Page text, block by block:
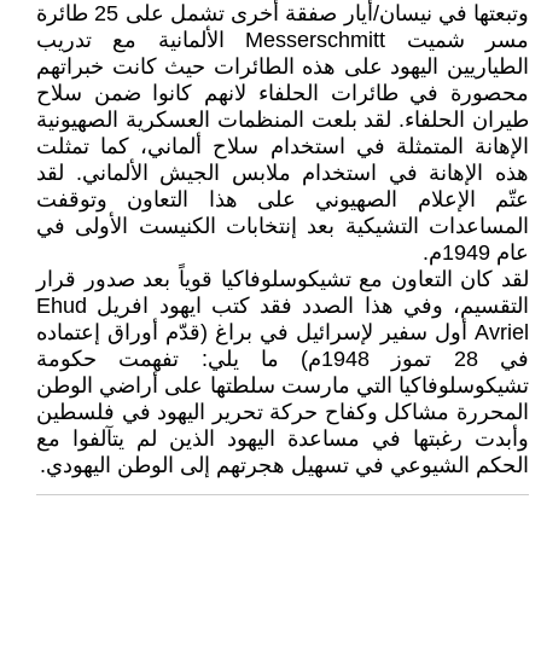
وتبعتها في نيسان/أيار صفقة أخرى تشمل على 25 طائرة
مسر شميت Messerschmitt الألمانية مع تدريب
الطياريين اليهود على هذه الطائرات حيث كانت خبراتهم
محصورة في طائرات الحلفاء لانهم كانوا ضمن سلاح
طيران الحلفاء. لقد بلعت المنظمات العسكرية الصهيونية
الإهانة المتمثلة في استخدام سلاح ألماني، كما تمثلت
هذه الإهانة في استخدام ملابس الجيش الألماني. لقد
عتّم الإعلام الصهيوني على هذا التعاون وتوقفت
المساعدات التشيكية بعد إنتخابات الكنيست الأولى في
عام 1949م.
لقد كان التعاون مع تشيكوسلوفاكيا قوياً بعد صدور قرار
التقسيم، وفي هذا الصدد فقد كتب ايهود افريل Ehud
Avriel أول سفير لإسرائيل في براغ (قدّم أوراق إعتماده
في 28 تموز 1948م) ما يلي: تفهمت حكومة
تشيكوسلوفاكيا التي مارست سلطتها على أراضي الوطن
المحررة مشاكل وكفاح حركة تحرير اليهود في فلسطين
وأبدت رغبتها في مساعدة اليهود الذين لم يتآلفوا مع
الحكم الشيوعي في تسهيل هجرتهم إلى الوطن اليهودي.